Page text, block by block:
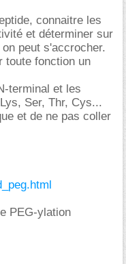
connaitre les
et déterminer sur
peut s'accrocher.
toute fonction un
terminal et les
Ser, Thr, Cys...
et de ne pas coller
PEG-ylation